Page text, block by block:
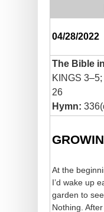
04/28/2022
The Bible
KINGS
26
Hymn:
At the
I’d wake up
garden to
Nothing.